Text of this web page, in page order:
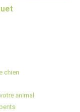
chien
animal